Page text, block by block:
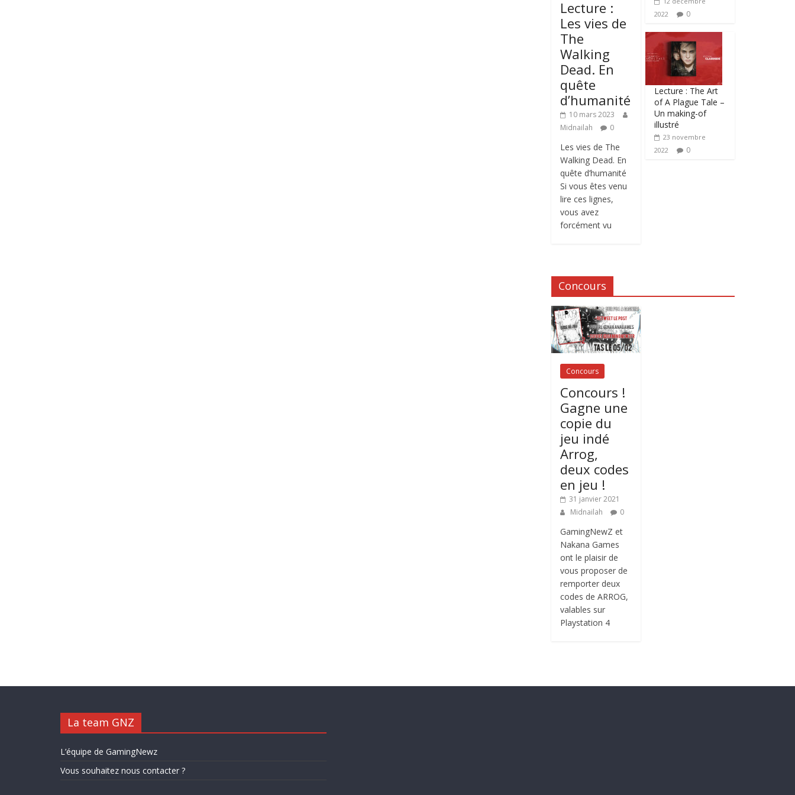
Lecture :
Les vies de
The
Walking
Dead. En
quête
d’humanité
10 mars 2023
Midnailah
0
Les vies de The
Walking Dead. En
quête d’humanité
Si vous êtes venu
lire ces lignes,
vous avez
forcément vu
2022
0
Lecture : The Art
of A Plague Tale –
Un making-of
illustré
23 novembre
2022
0
Concours
Concours
Concours !
Gagne une
copie du
jeu indé
Arrog,
deux codes
en jeu !
31 janvier 2021
Midnailah
0
GamingNewZ et
Nakana Games
ont le plaisir de
vous proposer de
remporter deux
codes de ARROG,
valables sur
Playstation 4
La team GNZ
L’équipe de GamingNewz
Vous souhaitez nous contacter ?